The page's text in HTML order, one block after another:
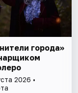
города»
2026 •